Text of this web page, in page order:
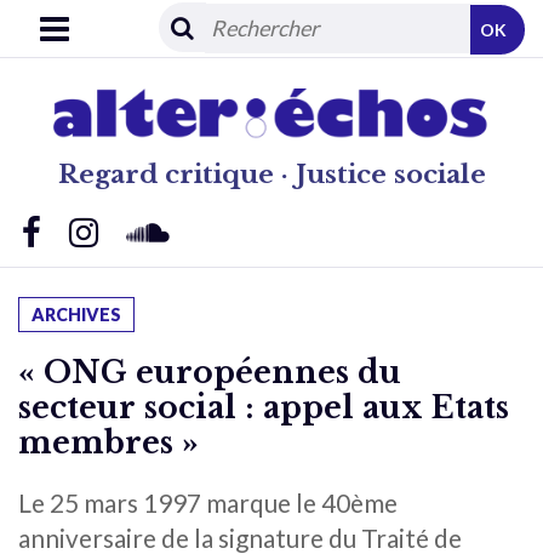
Regard critique · Justice sociale
OK
ARCHIVES
« ONG européennes du
secteur social : appel aux Etats
membres »
Le 25 mars 1997 marque le 40ème
anniversaire de la signature du Traité de